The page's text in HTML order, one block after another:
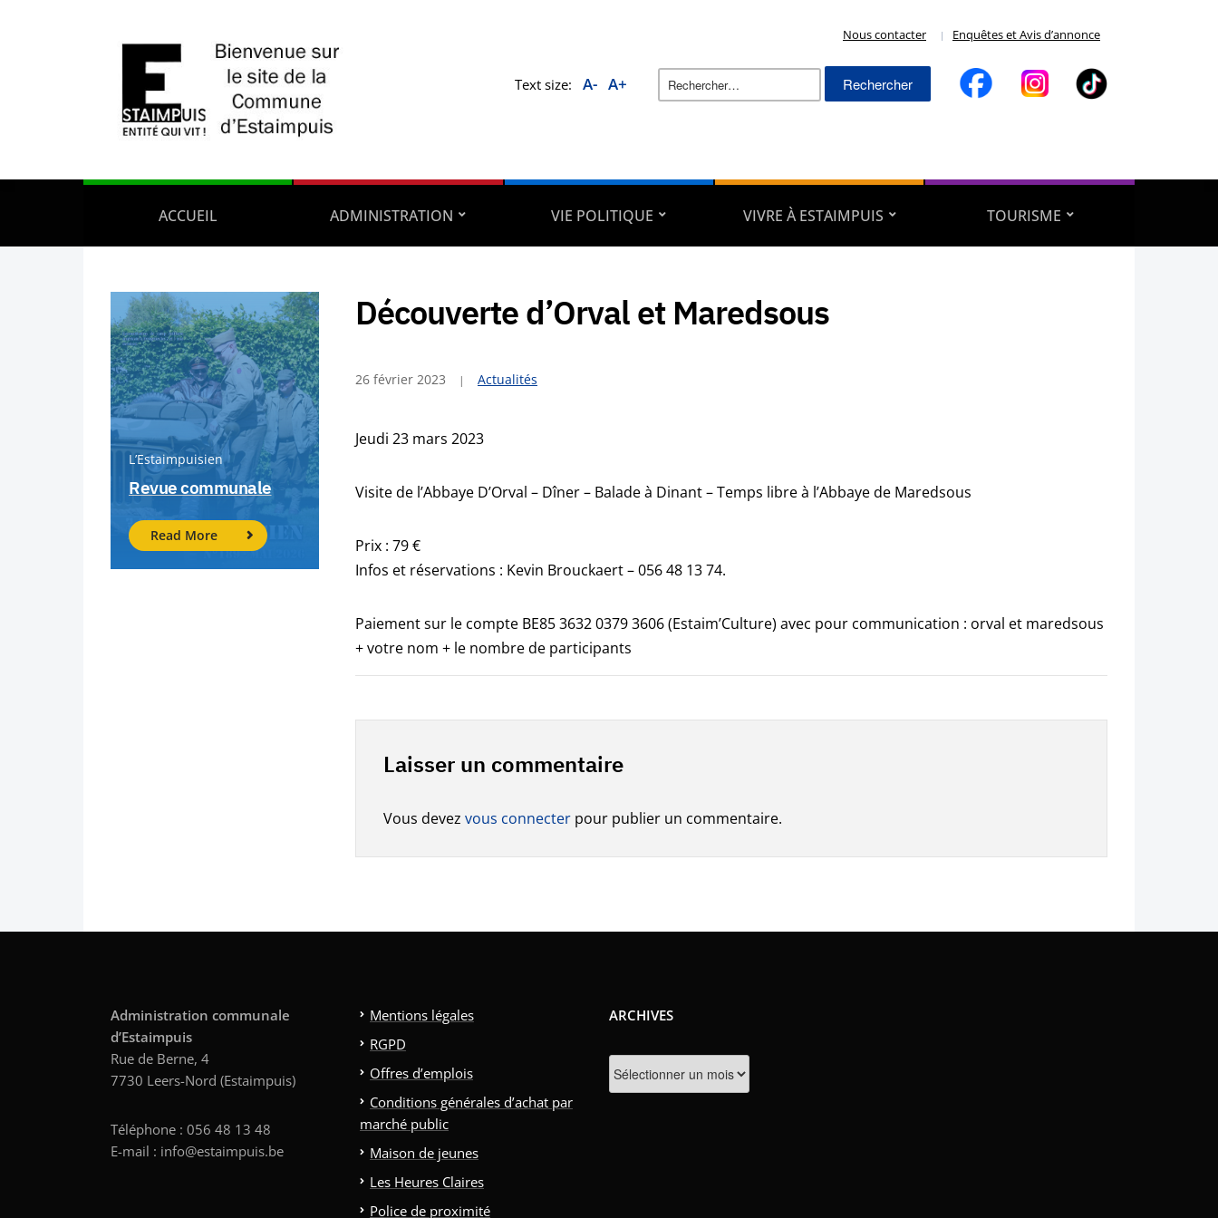
Nous contacter Enquêtes et Avis d’annonce
Text size: A- A+
Rechercher :
ACCUEIL ADMINISTRATION VIE POLITIQUE VIVRE À ESTAIMPUIS TOURISME
L’Estaimpuisien
Revue communale
Read More
Découverte d’Orval et Maredsous
26 février 2023 Actualités
Jeudi 23 mars 2023
Visite de l’Abbaye D’Orval – Dîner – Balade à Dinant – Temps libre à l’Abbaye de Maredsous
Prix : 79 €
Infos et réservations : Kevin Brouckaert – 056 48 13 74.
Paiement sur le compte BE85 3632 0379 3606 (Estaim’Culture) avec pour communication : orval et maredsous
+ votre nom + le nombre de participants
Laisser un commentaire
Vous devez vous connecter pour publier un commentaire.
Administration communale
d’Estaimpuis
Rue de Berne, 4
7730 Leers-Nord (Estaimpuis)
Téléphone : 056 48 13 48
E-mail : info@estaimpuis.be
Mentions légales
RGPD
Offres d’emplois
Conditions générales d’achat par
marché public
Maison de jeunes
Les Heures Claires
Police de proximité
ARCHIVES